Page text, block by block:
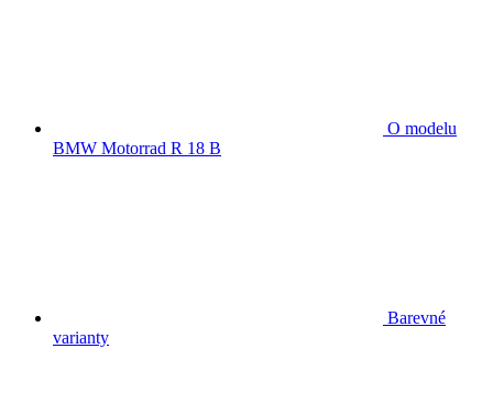
O modelu
BMW Motorrad R 18 B
Barevné
varianty